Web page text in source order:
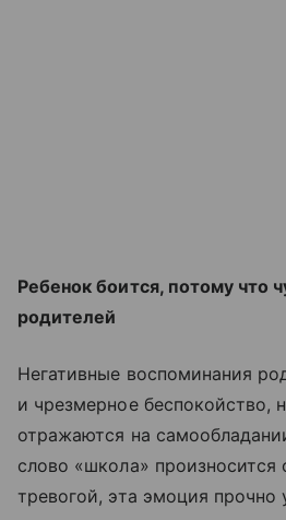
Ребенок боится, потому что
родителей
Негативные воспоминания
и чрезмерное беспокойство,
отражаются на
слово «школа» произносится
тревогой, эта эмоция прочно